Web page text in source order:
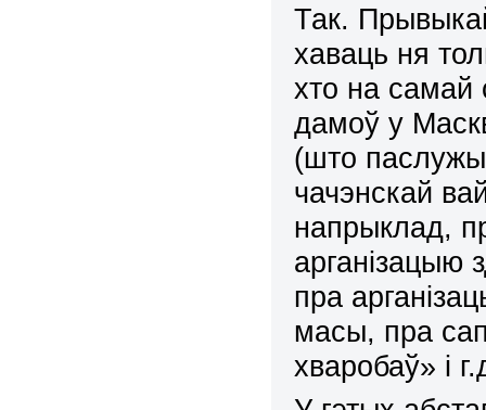
Так.
хаваць ня
хто на самай
дамоў у
(што
чачэнскай
напрыклад,
арганізацыю
пра
масы, пра
хваробаў» і